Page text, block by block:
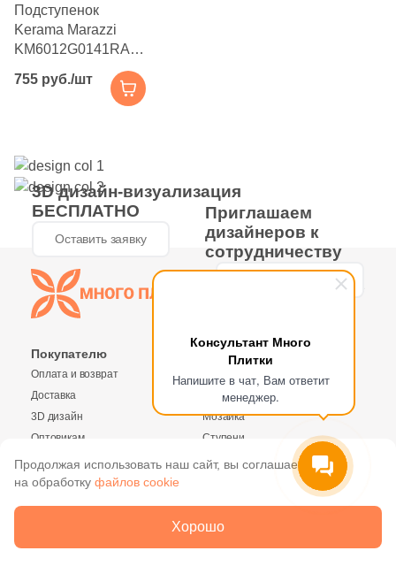
Консультант Много
Плитки
Напишите в чат, Вам ответит
менеджер.
Подступенок
Kerama Marazzi
KM6012G0141RALT
10.7x119.5
антрацит матовый
755 руб./шт
3D дизайн-визуализация
БЕСПЛАТНО
Оставить заявку
Приглашаем
дизайнеров к
сотрудничеству
Обсудить условия
Купить в 1 клик
Общая стоимость 755 руб.
Минимальная сумма заказа 15 000₽
Ваше имя
Заявка на бесплатный 3D дизайн
Телефон
Обратная связь
Ваше имя
Найти магазин
или пункт выдачи на карте
Покупателю
Оплата и возврат
Доставка
3D дизайн
Оптовикам
Политика конфиденциальности
Каталог
Керамогранит
Мозаика
Ступени
Клинкер
Декоративный камень
Обои
Продолжая использовать наш сайт, вы соглашаетесь
на обработку файлов cookie
Хорошо